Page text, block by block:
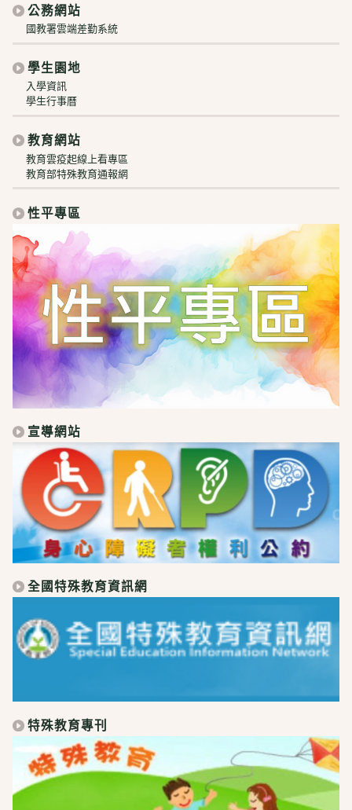
公務網站
國教署雲端差勤系統
學生園地
入學資訊
學生行事曆
教育網站
教育雲疫起線上看專區
教育部特殊教育通報網
性平專區
宣導網站
全國特殊教育資訊網
特殊教育專刊